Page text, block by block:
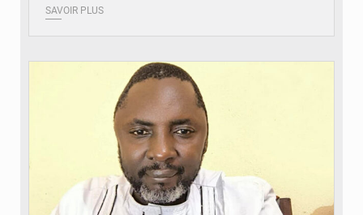
SAVOIR PLUS